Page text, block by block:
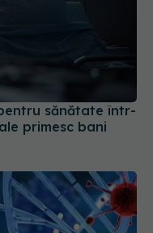
sănătate într-
primesc bani